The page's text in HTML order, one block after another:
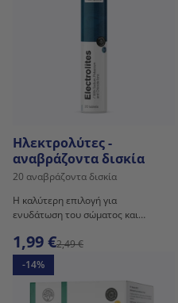
Ηλεκτρολύτες -
αναβράζοντα δισκία
20 αναβράζοντα δισκία
Η καλύτερη επιλογή για
ενυδάτωση του σώματος και
ηλεκτρολυτών.
1,99 €2,49 €
-14%